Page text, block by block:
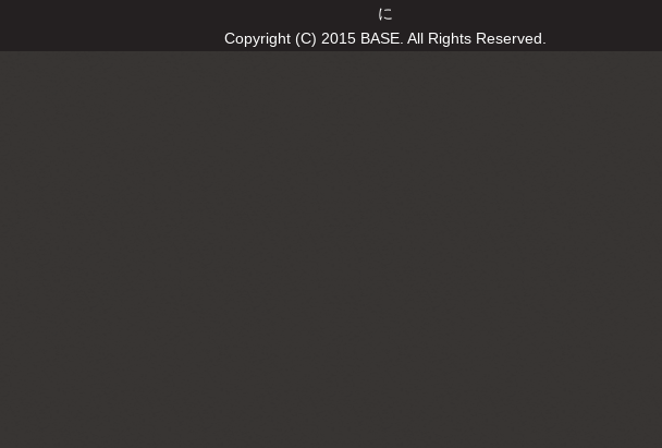
に
Copyright (C) 2015 BASE. All Rights Reserved.